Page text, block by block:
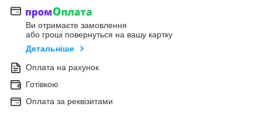
Ви отримаєте замовлення
або гроші повернуться на вашу картку
Детальніше
Оплата на рахунок
Готівкою
Оплата за реквізитами